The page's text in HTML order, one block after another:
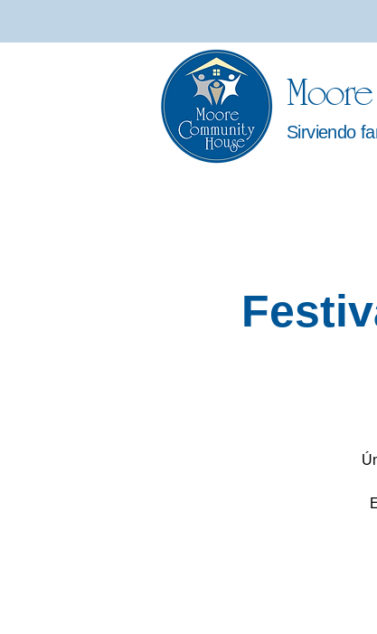
Sirviendo